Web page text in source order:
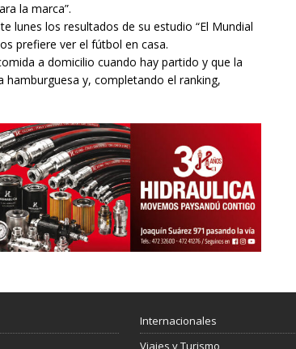
la marca”.
lunes los resultados de su estudio “El Mundial
prefiere ver el fútbol en casa.
a domicilio cuando hay partido y que la
y, completando el ranking,
Internacionales
Viajes y Turismo